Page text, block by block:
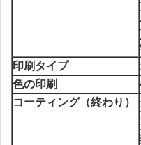
印刷タイプ
色の印刷
コーティング（終わり）